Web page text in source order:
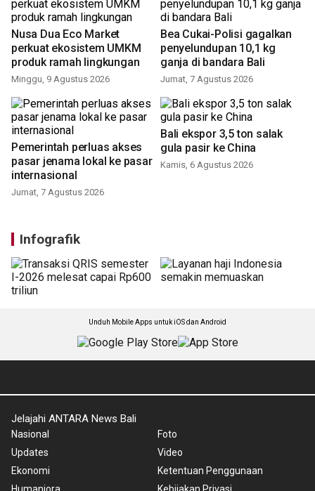
Nusa Dua Eco Market
perkuat ekosistem UMKM
produk ramah lingkungan
Minggu, 9 Agustus 2026
Bea Cukai-Polisi gagalkan
penyelundupan 10,1 kg
ganja di bandara Bali
Jumat, 7 Agustus 2026
Pemerintah perluas akses
pasar jenama lokal ke pasar
internasional
Jumat, 7 Agustus 2026
Bali ekspor 3,5 ton salak
gula pasir ke China
Kamis, 6 Agustus 2026
Infografik
Unduh Mobile Apps untuk iOS dan Android
Jelajahi ANTARA News Bali
Nasional
Updates
Ekonomi
Humaniora
Foto
Video
Ketentuan Penggunaan
Kebijakan Privasi